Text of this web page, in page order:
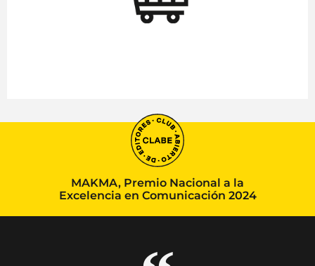
MAKMA, Premio Nacional a la
Excelencia en Comunicación 2024